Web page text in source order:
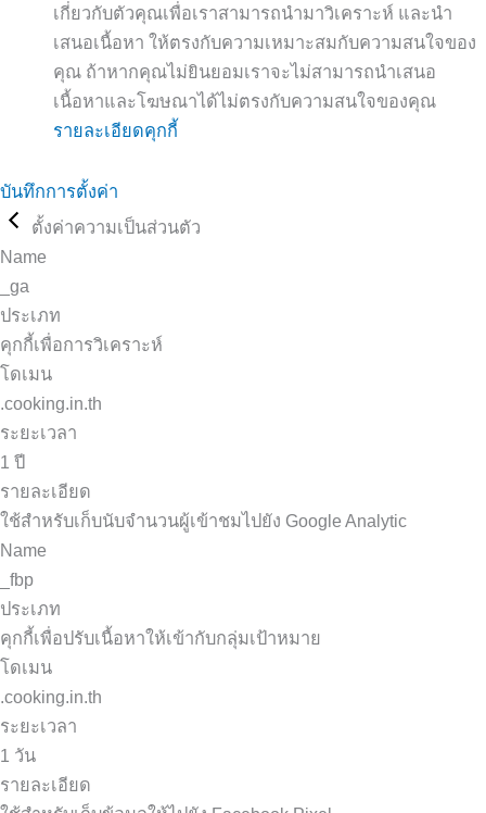
เกี่ยวกับตัวคุณเพื่อเราสามารถนำมาวิเคราะห์ และนำ
เสนอเนื้อหา ให้ตรงกับความเหมาะสมกับความสนใจของ
คุณ ถ้าหากคุณไม่ยินยอมเราจะไม่สามารถนำเสนอ
เนื้อหาและโฆษณาได้ไม่ตรงกับความสนใจของคุณ
รายละเอียดคุกกี้
บันทึกการตั้งค่า
ตั้งค่าความเป็นส่วนตัว
Name
_ga
ประเภท
คุกกี้เพื่อการวิเคราะห์
โดเมน
.cooking.in.th
ระยะเวลา
1 ปี
รายละเอียด
ใช้สำหรับเก็บนับจำนวนผู้เข้าชมไปยัง Google Analytic
Name
_fbp
ประเภท
คุกกี้เพื่อปรับเนื้อหาให้เข้ากับกลุ่มเป้าหมาย
โดเมน
.cooking.in.th
ระยะเวลา
1 วัน
รายละเอียด